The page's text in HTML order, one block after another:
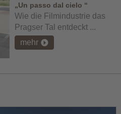
„Un passo dal cielo “
Wie die Filmindustrie das
Pragser Tal entdeckt ...
mehr